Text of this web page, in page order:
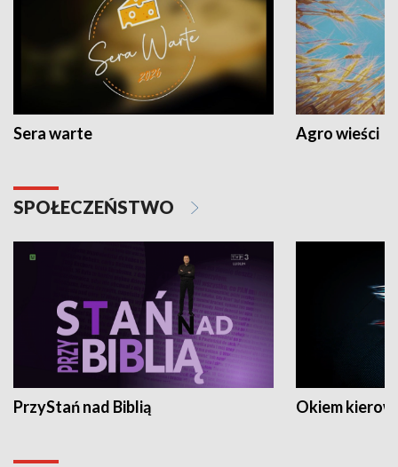
Sera warte Agro wieści
SPOŁECZEŃSTWO
PrzyStań nad Biblią Okiem